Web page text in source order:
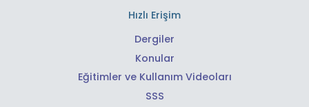
Hızlı Erişim
Dergiler
Konular
Eğitimler ve Kullanım Videoları
SSS